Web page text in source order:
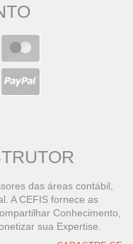
das áreas contábil,
A CEFIS fornece as
Conhecimento,
sua Expertise.